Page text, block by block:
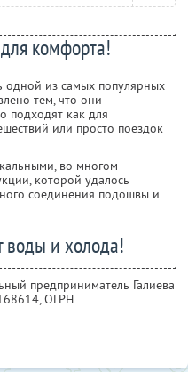
комфорта!
одной из самых популярных
тем, что они
подходят как для
или просто поездок
во многом
которой удалось
соединения подошвы и
воды и холода!
предприниматель Галиева
, ОГРН